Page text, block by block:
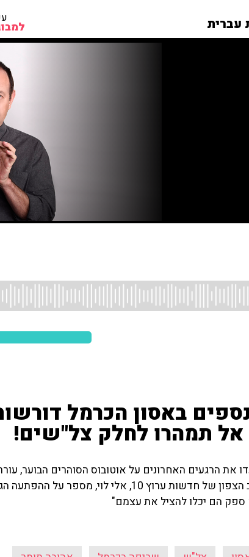
עברית
באסון הכרמל
תמהרו לחלק צל"שים!
את הרגעים האחרונים על אוטובוס הסוהרים הבוער,
ממשפחות ההרוגים. כתב הצפון של חדשות ערוץ 10, אלי
ספק הם יכלו להציל את עצמם"